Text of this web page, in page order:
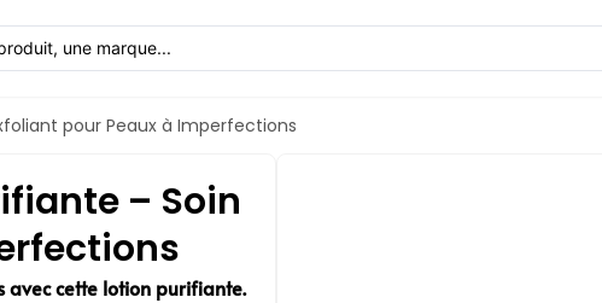
pour Peaux à Imperfections
– Soin
cette lotion purifiante.